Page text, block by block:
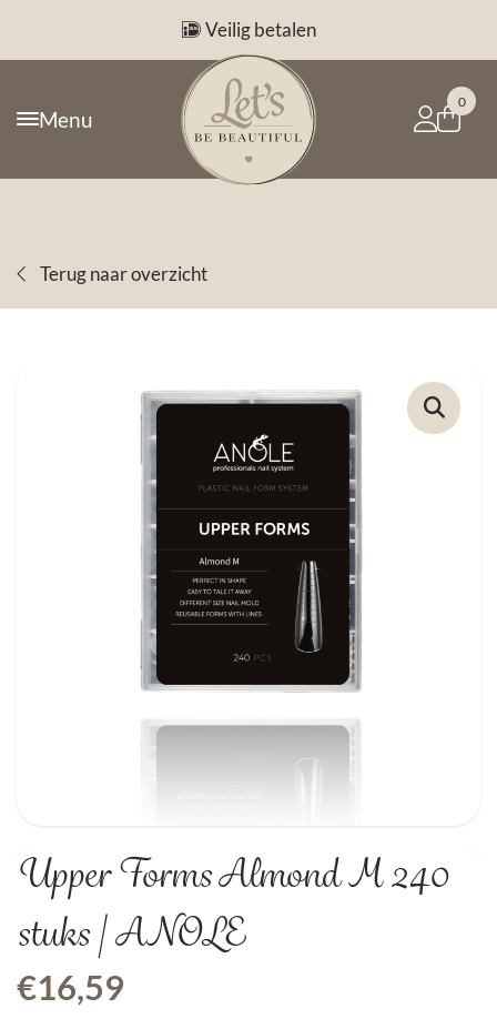
Veilig betalen
Menu
0
Terug naar overzicht
Upper Forms Almond M 240
stuks | ANOLE
€16,59